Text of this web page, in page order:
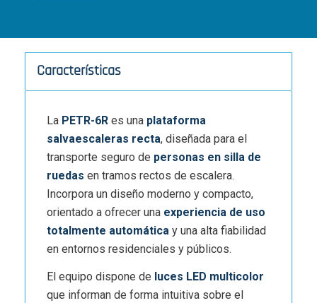
Características
La PETR-6Res una plataforma
salvaescaleras recta, diseñada para el
transporte seguro de personas en silla de
ruedas en tramos rectos de escalera.
Incorpora un diseño moderno y compacto,
orientado a ofrecer una experiencia de uso
totalmente automáticay una alta fiabilidad
en entornos residenciales y públicos.
El equipo dispone de luces LED multicolor
que informan de forma intuitiva sobre el